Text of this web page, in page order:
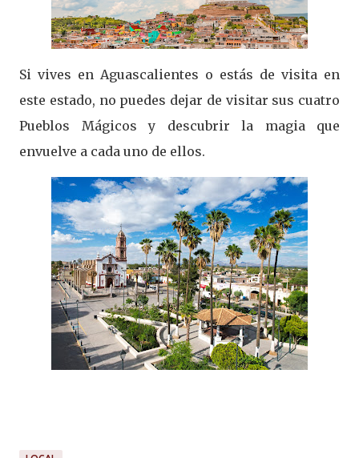
Si vives en Aguascalientes o estás de visita en
este estado, no puedes dejar de visitar sus cuatro
Pueblos Mágicos y descubrir la magia que
envuelve a cada uno de ellos.